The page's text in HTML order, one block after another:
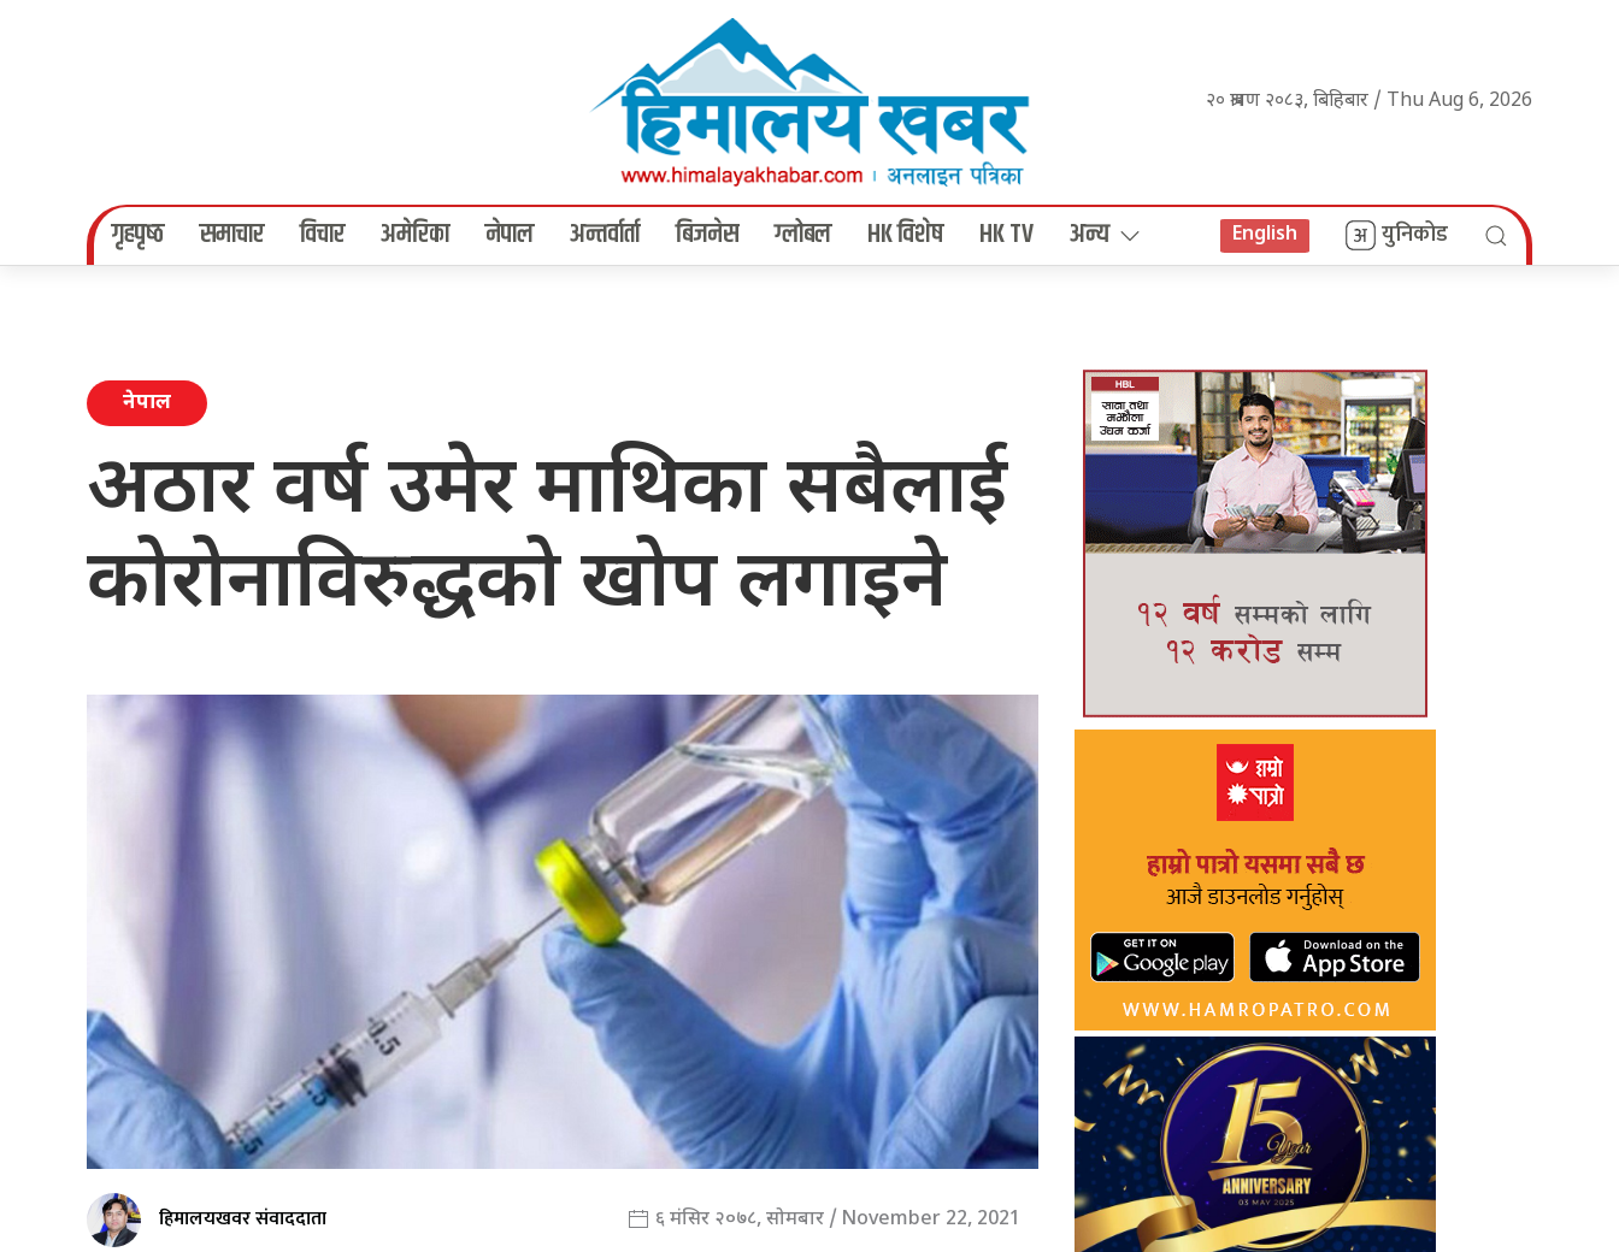
२० श्रावण २०८३, बिहिबार / Thu Aug 6, 2026
गृहपृष्‍ठ समाचार विचार अमेरिका नेपाल अन्तर्वार्ता बिजनेस ग्लोबल HK विशेष HK TV अन्य English युनिकोड
नेपाल
अठार वर्ष उमेर माथिका सबैलाई
कोरोनाविरुद्धको खोप लगाइने
हिमालयखवर संवाददाता ६ मंसिर २०७८, सोमबार / November 22, 2021